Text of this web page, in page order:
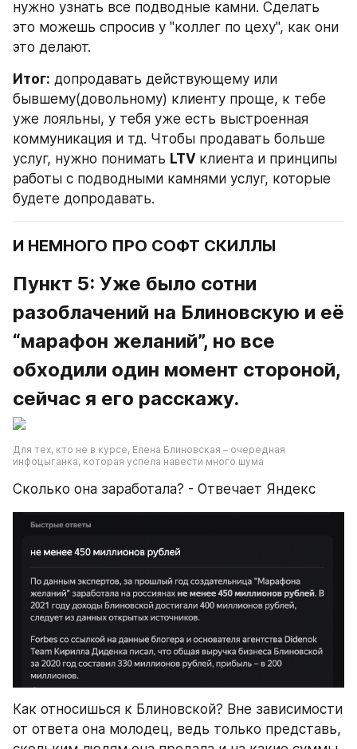
нужно узнать все подводные камни. Сделать
это можешь спросив у "коллег по цеху", как они
это делают.
Итог: допродавать действующему или
бывшему(довольному) клиенту проще, к тебе
уже лояльны, у тебя уже есть выстроенная
коммуникация и тд. Чтобы продавать больше
услуг, нужно понимать LTV клиента и принципы
работы с подводными камнями услуг, которые
будете допродавать.
И НЕМНОГО ПРО СОФТ СКИЛЛЫ
Пункт 5: Уже было сотни
разоблачений на Блиновскую и её
“марафон желаний”, но все
обходили один момент стороной,
сейчас я его расскажу.
Для тех, кто не в курсе, Елена Блиновская – очередная
инфоцыганка, которая успела навести много шума
Сколько она заработала? - Отвечает Яндекс
Как относишься к Блиновской? Вне зависимости
от ответа она молодец, ведь только представь,